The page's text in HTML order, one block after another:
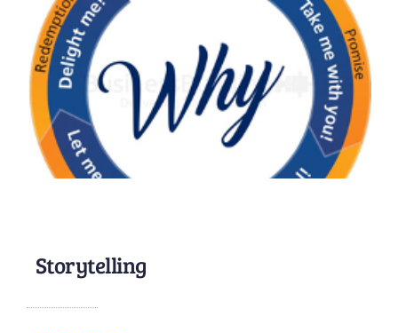
Storytelling